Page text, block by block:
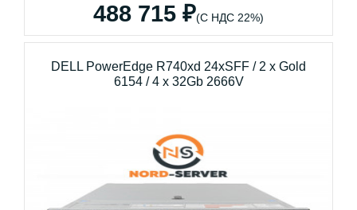
488 715 ₽(С НДС 22%)
DELL PowerEdge R740xd 24xSFF / 2 x Gold
6154 / 4 x 32Gb 2666V